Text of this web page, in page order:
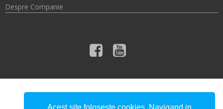
Despre Companie
© 2026 Compania de Apă Someș S.A.
Acest site foloseste cookies. Navigand in